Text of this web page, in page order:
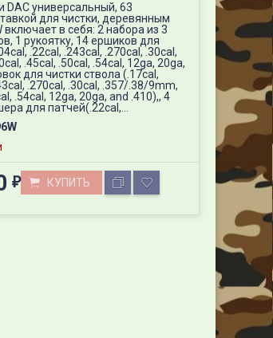
универсальный, 63 предмета с подставкой
DAC универсальный, 63
для чистки, деревянным
в себя: 2 набора из 3
1 рукоятку, 14 ершиков для
.22cal, .243cal, .270cal, .30cal,
.45cal, .50cal, .54cal, 12ga, 20ga,
для чистки ствола (.17cal,
.270cal, .30cal, .357/.38/9mm,
.54cal, 12ga, 20ga, and .410),, 4
для патчей(.22cal,...
₽ КУПИТЬ